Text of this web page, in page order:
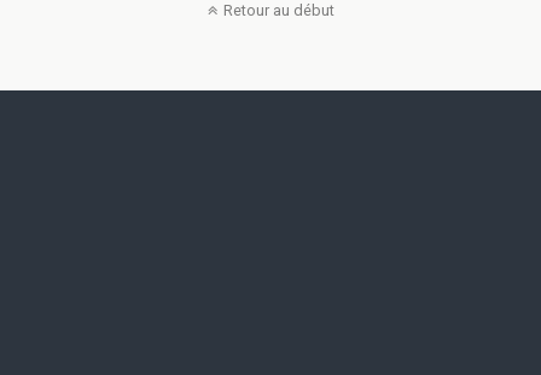
Retour au début